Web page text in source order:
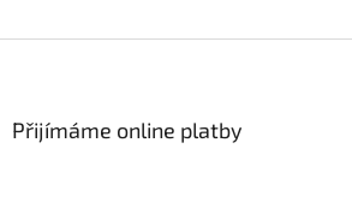
Přijímáme online platby